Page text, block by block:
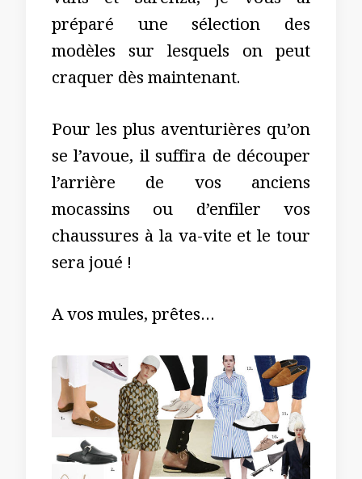
préparé une sélection des
modèles sur lesquels on peut
craquer dès maintenant.
Pour les plus aventurières qu’on
se l’avoue, il suffira de découper
l’arrière de vos anciens
mocassins ou d’enfiler vos
chaussures à la va-vite et le tour
sera joué !
A vos mules, prêtes…